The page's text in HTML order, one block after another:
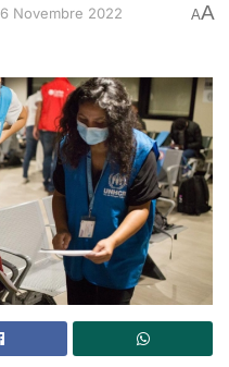
Novembre 2022 AA